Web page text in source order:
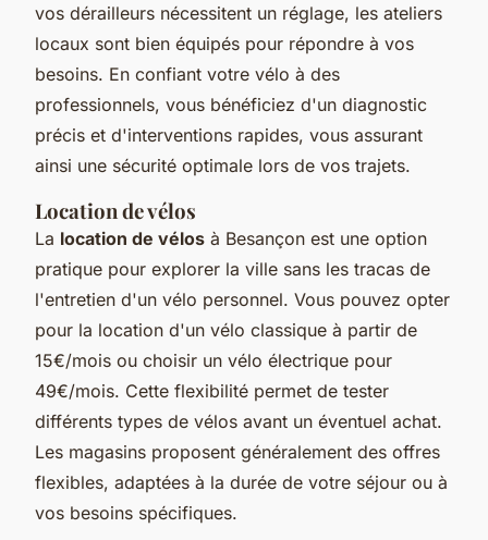
vos dérailleurs nécessitent un réglage, les ateliers
locaux sont bien équipés pour répondre à vos
besoins. En confiant votre vélo à des
professionnels, vous bénéficiez d'un diagnostic
précis et d'interventions rapides, vous assurant
ainsi une sécurité optimale lors de vos trajets.
Location de vélos
La location de vélos à Besançon est une option
pratique pour explorer la ville sans les tracas de
l'entretien d'un vélo personnel. Vous pouvez opter
pour la location d'un vélo classique à partir de
15€/mois ou choisir un vélo électrique pour
49€/mois. Cette flexibilité permet de tester
différents types de vélos avant un éventuel achat.
Les magasins proposent généralement des offres
flexibles, adaptées à la durée de votre séjour ou à
vos besoins spécifiques.